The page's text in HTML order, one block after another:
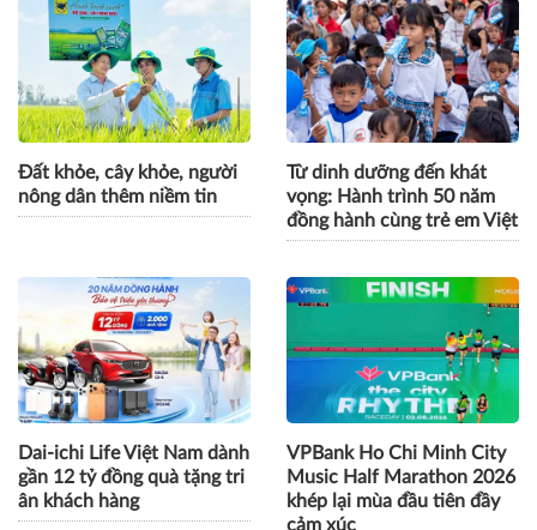
Đất khỏe, cây khỏe, người
nông dân thêm niềm tin
Từ dinh dưỡng đến khát
vọng: Hành trình 50 năm
đồng hành cùng trẻ em Việt
Dai-ichi Life Việt Nam dành
gần 12 tỷ đồng quà tặng tri
ân khách hàng
VPBank Ho Chi Minh City
Music Half Marathon 2026
khép lại mùa đầu tiên đầy
cảm xúc